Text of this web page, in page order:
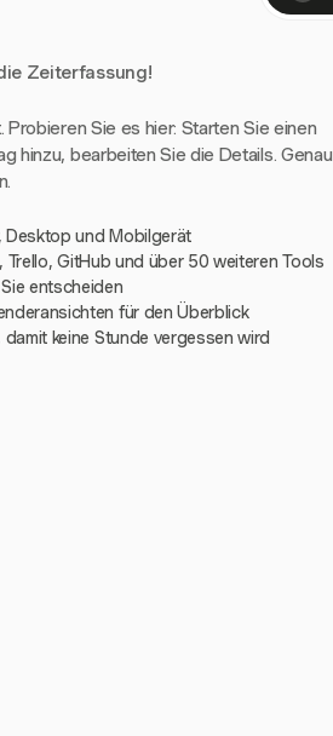
Zeiterfassung!
Probieren Sie es hier: Starten Sie einen
hinzu, bearbeiten Sie die Details. Genau
Desktop und Mobilgerät
Trello, GitHub und über 50 weiteren Tools
entscheiden
für den Überblick
damit keine Stunde vergessen wird